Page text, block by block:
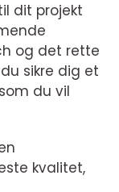
dit projekt
og det rette
sikre dig et
du vil
kvalitet,